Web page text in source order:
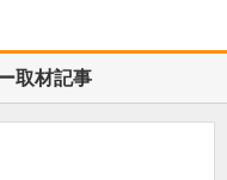
取材記事